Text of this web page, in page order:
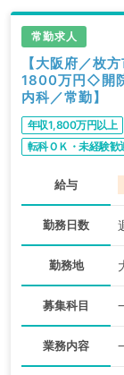
常勤求人
【大阪府／枚
1800万円◇開
内科／常勤】
年収1,800万円以上
転科ＯＫ・未経験歓
給与
勤務日数
勤務地
募集科目
業務内容